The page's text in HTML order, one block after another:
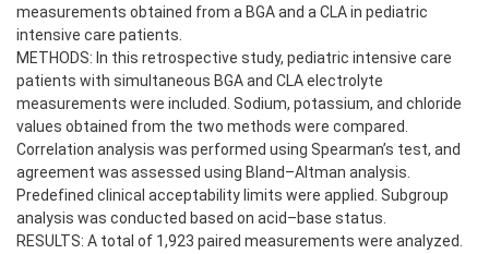
measurements obtained from a BGA and a CLA in pediatric
intensive care patients.
METHODS: In this retrospective study, pediatric intensive care
patients with simultaneous BGA and CLA electrolyte
measurements were included. Sodium, potassium, and chloride
values obtained from the two methods were compared.
Correlation analysis was performed using Spearman’s test, and
agreement was assessed using Bland–Altman analysis.
Predefined clinical acceptability limits were applied. Subgroup
analysis was conducted based on acid–base status.
RESULTS: A total of 1,923 paired measurements were analyzed.